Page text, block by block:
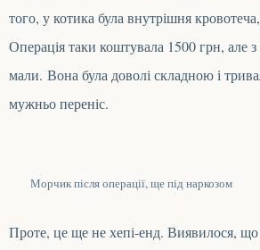
того, у котика була внутрішня
Операція таки коштувала 1500 грн, але
мали. Вона була доволі складною і
мужньо переніс.
Морчик після операції, ще під наркозом
Проте, це ще не хепі-енд. Виявилося, що